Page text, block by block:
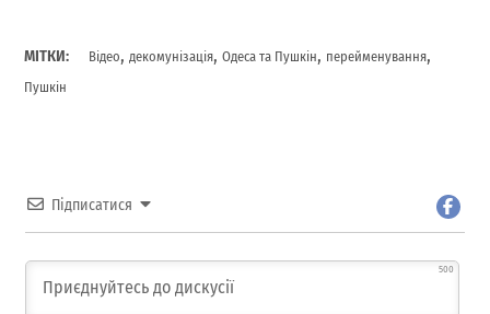
МІТКИ: Відео,декомунізація,Одеса та Пушкін, перейменування,
Пушкін
Підписатися
500